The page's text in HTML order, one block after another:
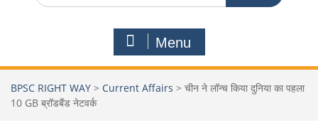
Menu
BPSC RIGHT WAY > Current Affairs > चीन ने लॉन्च किया दुनिया का पहला
10 GB ब्रॉडबैंड नेटवर्क